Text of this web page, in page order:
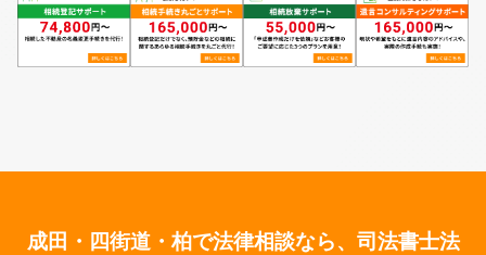
成田・四街道・柏で法律相談なら、司法書士法